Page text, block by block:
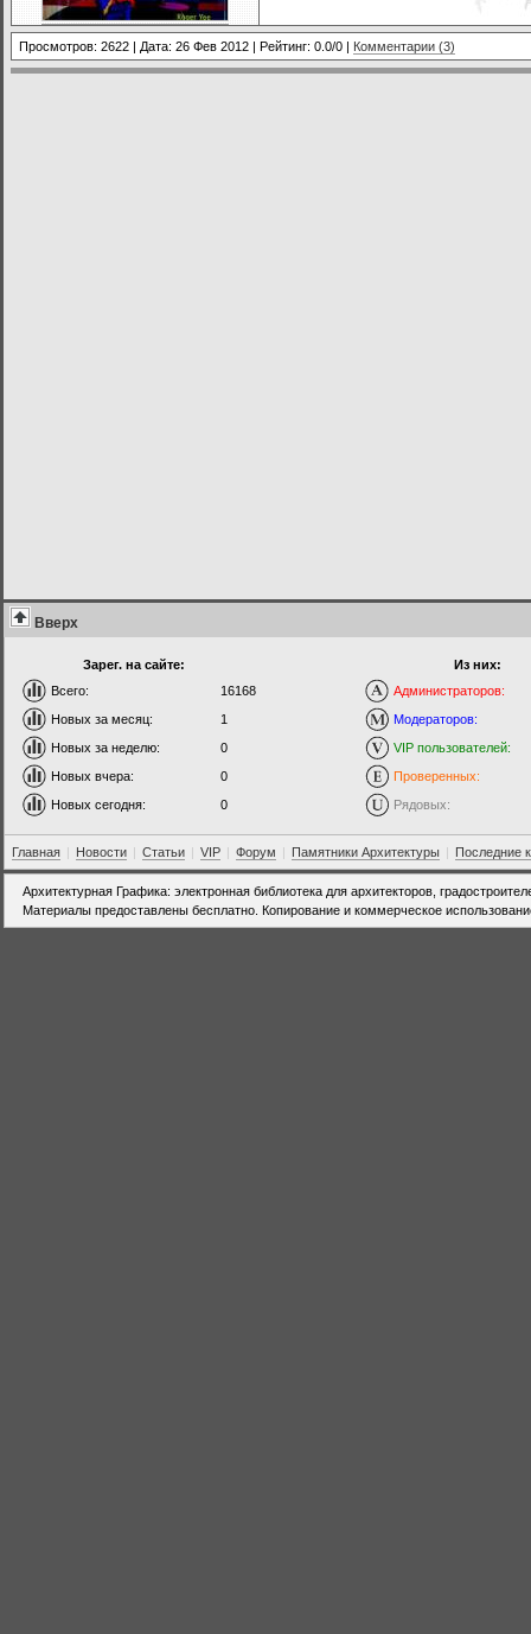
Просмотров: 2622 | Дата: 26 Фев 2012 | Рейтинг: 0.0/0 | Комментарии (3)
Вверх
Зарег. на сайте:
Всего:
16168
Новых за месяц:
1
Новых за неделю:
0
Новых вчера:
0
Новых сегодня:
0
Из них:
Администраторов:
Модераторов:
VIP пользователей:
Проверенных:
Рядовых:
Главная | Новости | Статьи | VIP | Форум | Памятники Архитектуры | Последние
Архитектурная Графика: электронная библиотека для архитекторов,
Материалы предоставлены бесплатно. Копирование и коммерческое